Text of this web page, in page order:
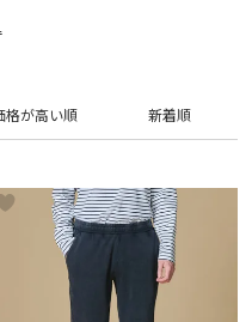
格が高い順 新着順